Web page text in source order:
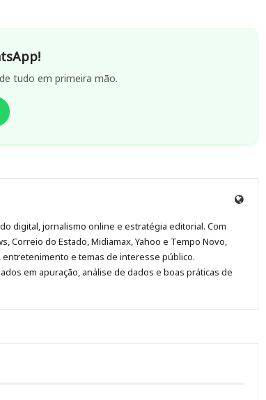
tudo em primeira mão.
no
Pinterest
no
LinkedIn
no
Instagram
Anny
no
Facebook
Site
digital, jornalismo online e estratégia editorial. Com
Correio do Estado, Midiamax, Yahoo e Tempo Novo,
e temas de interesse público.
em apuração, análise de dados e boas práticas de